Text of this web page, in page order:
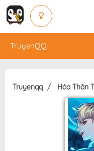
TruyenQQ
Truyenqq Hóa Thân